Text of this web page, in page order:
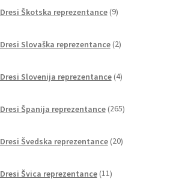
Dresi Škotska reprezentance 9izdelkov
Dresi Slovaška reprezentance 2izdelka
Dresi Slovenija reprezentance 4izdelki
Dresi Španija reprezentance 265izdelkov
Dresi Švedska reprezentance 20izdelkov
Dresi Švica reprezentance 11izdelkov